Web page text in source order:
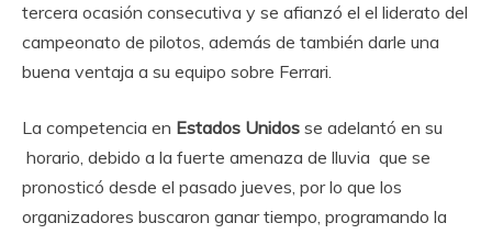
tercera ocasión consecutiva y se afianzó el el liderato del
campeonato de pilotos, además de también darle una
buena ventaja a su equipo sobre Ferrari.
La competencia en Estados Unidos se adelantó en su
horario, debido a la fuerte amenaza de lluvia que se
pronosticó desde el pasado jueves, por lo que los
organizadores buscaron ganar tiempo, programando la